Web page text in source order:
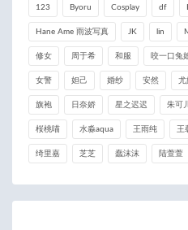
123 Byoru Cosplay df
Hane Ame 雨波写真 JK lin
修女 周于希 和服 咬一口兔
女警 妲己 婚纱 安然 尤
旗袍 日奈娇 星之迟迟 朱可
桜桃喵 水淼aqua 王雨纯 王
绮里嘉 芝芝 蠢沫沫 陆萱萱